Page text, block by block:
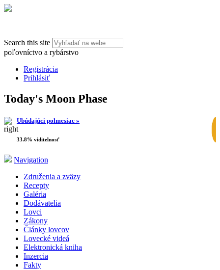
Search this site
poľovníctvo a rybárstvo
Registrácia
Prihlásiť
Today's Moon Phase
Ubúdajúci polmesiac »
33.8% viditelnosť
Navigation
Združenia a zväzy
Recepty
Galéria
Dodávatelia
Lovci
Zákony
Články lovcov
Lovecké videá
Elektronická kniha
Inzercia
Fakty